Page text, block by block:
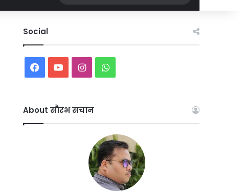
for
Social
FacebookYouTubeInstagramWhatsApp
About सौरभ सचान